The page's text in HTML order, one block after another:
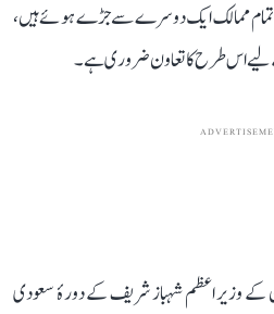
تمام ممالک ایک دوسرے سے جڑے ہوئے ہیں،
لیے اس طرح کا تعاون ضروری ہے۔
کے وزیر اعظم شہباز شریف کے دورۂ سعودی